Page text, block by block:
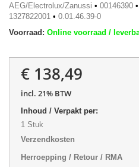
AEG/Electrolux/Zanussi • 00146390 •
1327822001 • 0.01.46.39-0
Voorraad: Online voorraad /
€ 138,49
incl. 21% BTW
Inhoud / Verpakt per:
1 Stuk
Verzendkosten
Herroepping / Retour / RMA